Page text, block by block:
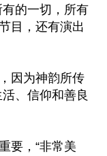
的一切，所有
目，还有演出
因为神韵所传
、信仰和善良
要，“非常美